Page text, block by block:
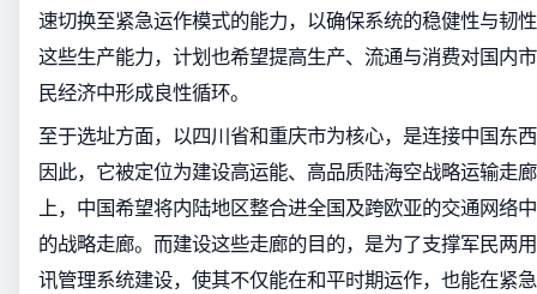
速切换至紧急运作模式的能力，以确保系统的稳健性与韧
这些生产能力，计划也希望提高生产、流通与消费对国内
民经济中形成良性循环。
至于选址方面，以四川省和重庆市为核心，是连接中国东
因此，它被定位为建设高运能、高品质陆海空战略运输走
上，中国希望将内陆地区整合进全国及跨欧亚的交通网络
的战略走廊。而建设这些走廊的目的，是为了支撑军民两
讯管理系统建设，使其不仅能在和平时期运作，也能在紧